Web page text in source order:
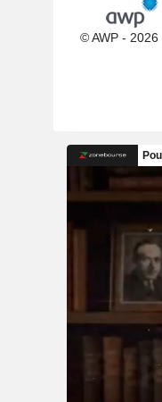
© AWP - 2026